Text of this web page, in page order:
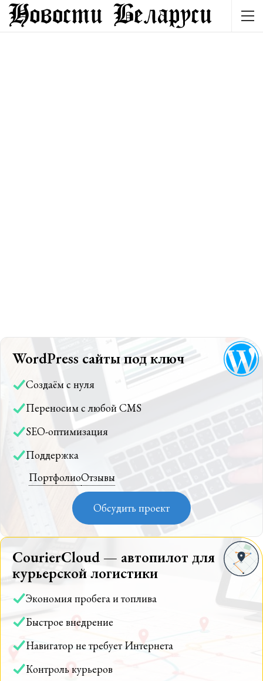
WordPress сайты под ключ
Создаём с нуля
Переносим с любой CMS
SEO-оптимизация
Поддержка
ПортфолиоОтзывы
Обсудить проект
CourierCloud — автопилот для
курьерской логистики
Экономия пробега и топлива
Быстрое внедрение
Навигатор не требует Интернета
Контроль курьеров